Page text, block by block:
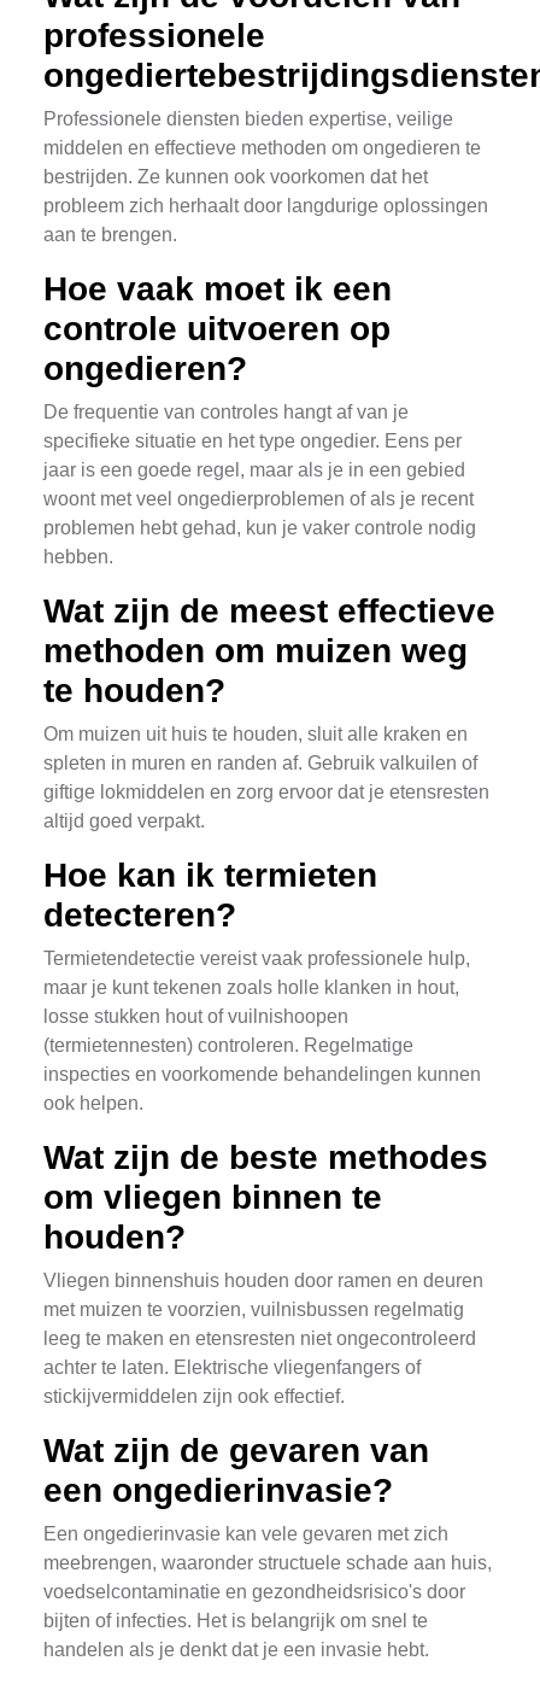
professionele
Professionele diensten bieden expertise, veilige
middelen en effectieve methoden om ongedieren te
bestrijden. Ze kunnen ook voorkomen dat het
probleem zich herhaalt door langdurige oplossingen
aan te brengen.
Hoe vaak moet ik een
controle uitvoeren op
ongedieren?
De frequentie van controles hangt af van je
specifieke situatie en het type ongedier. Eens per
jaar is een goede regel, maar als je in een gebied
woont met veel ongedierproblemen of als je recent
problemen hebt gehad, kun je vaker controle nodig
hebben.
Wat zijn de meest effectieve
methoden om muizen weg
te houden?
Om muizen uit huis te houden, sluit alle kraken en
spleten in muren en randen af. Gebruik valkuilen of
giftige lokmiddelen en zorg ervoor dat je etensresten
altijd goed verpakt.
Hoe kan ik termieten
detecteren?
Termietendetectie vereist vaak professionele hulp,
maar je kunt tekenen zoals holle klanken in hout,
losse stukken hout of vuilnishoopen
(termietennesten) controleren. Regelmatige
inspecties en voorkomende behandelingen kunnen
ook helpen.
Wat zijn de beste methodes
om vliegen binnen te
houden?
Vliegen binnenshuis houden door ramen en deuren
met muizen te voorzien, vuilnisbussen regelmatig
leeg te maken en etensresten niet ongecontroleerd
achter te laten. Elektrische vliegenfangers of
stickijvermiddelen zijn ook effectief.
Wat zijn de gevaren van
een ongedierinvasie?
Een ongedierinvasie kan vele gevaren met zich
meebrengen, waaronder structuele schade aan huis,
voedselcontaminatie en gezondheidsrisico's door
bijten of infecties. Het is belangrijk om snel te
handelen als je denkt dat je een invasie hebt.